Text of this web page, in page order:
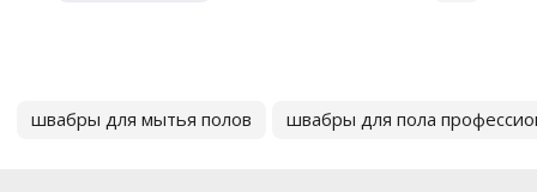
швабры для мытья полов швабры для пола